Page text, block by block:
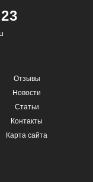
Отзывы
Новости
Статьи
Контакты
Карта сайта